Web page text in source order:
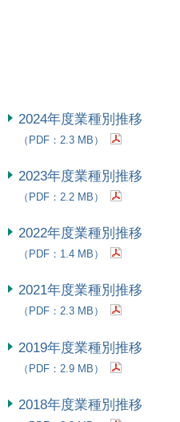
2024年度業種別推移
（PDF：2.3 MB）
2023年度業種別推移
（PDF：2.2 MB）
2022年度業種別推移
（PDF：1.4 MB）
2021年度業種別推移
（PDF：2.3 MB）
2019年度業種別推移
（PDF：2.9 MB）
2018年度業種別推移